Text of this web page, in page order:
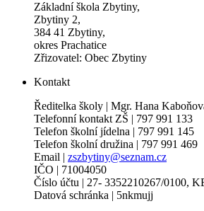
Základní škola Zbytiny,
Zbytiny 2,
384 41 Zbytiny,
okres Prachatice
Zřizovatel: Obec Zbytiny
Kontakt
Ředitelka školy | Mgr. Hana
Telefonní kontakt ZŠ | 797 991 133
Telefon školní jídelna | 797 991 145
Telefon školní družina | 797 991 469
Email | zszbytiny@seznam.cz
IČO | 71004050
Číslo účtu | 27- 3352210267/0100,
Datová schránka | 5nkmujj